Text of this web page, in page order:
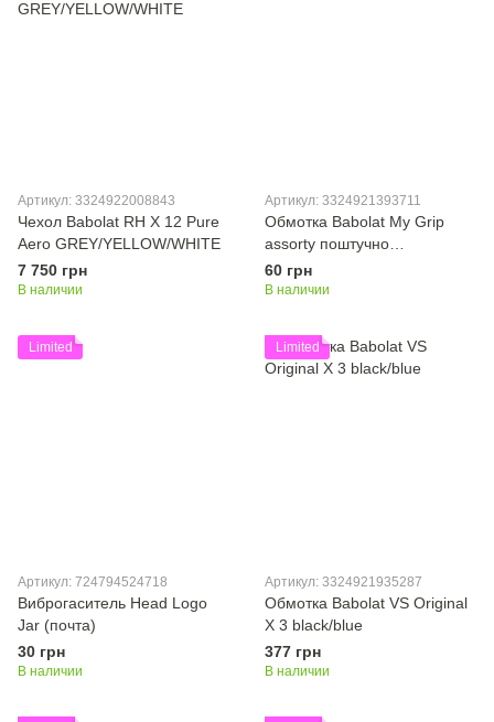
Артикул: 3324922008843
Чехол Babolat RH X 12 Pure
Aero GREY/YELLOW/WHITE
7 750 грн
В наличии
Артикул: 3324921393711
Обмотка Babolat My Grip
assorty поштучно
3324921393711
60 грн
В наличии
Limited
Артикул: 724794524718
Виброгаситель Head Logo
Jar (почта)
30 грн
В наличии
Limited
Артикул: 3324921935287
Обмотка Babolat VS Original
X 3 black/blue
377 грн
В наличии